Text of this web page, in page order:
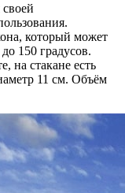
который может
150 градусов.
на стакане есть
11 см. Объём